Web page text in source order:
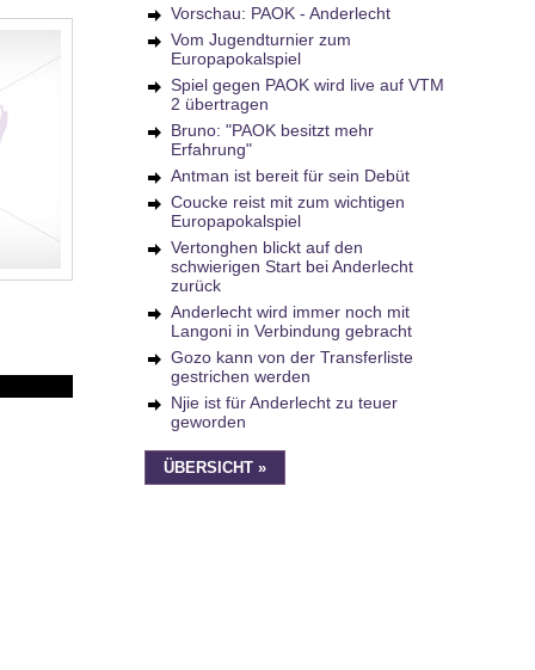
Vorschau: PAOK - Anderlecht
Vom Jugendturnier zum
Europapokalspiel
Spiel gegen PAOK wird live auf VTM
2 übertragen
Bruno: "PAOK besitzt mehr
Erfahrung"
Antman ist bereit für sein Debüt
Coucke reist mit zum wichtigen
Europapokalspiel
Vertonghen blickt auf den
schwierigen Start bei Anderlecht
zurück
Anderlecht wird immer noch mit
Langoni in Verbindung gebracht
Gozo kann von der Transferliste
gestrichen werden
Njie ist für Anderlecht zu teuer
geworden
ÜBERSICHT »